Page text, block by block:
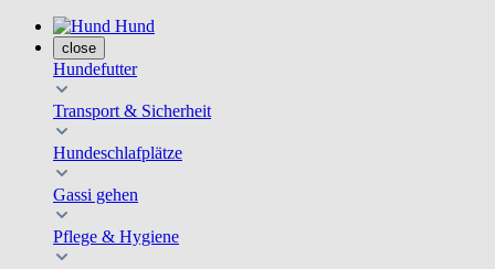
Hund
close
Hundefutter
Transport & Sicherheit
Hundeschlafplätze
Gassi gehen
Pflege & Hygiene